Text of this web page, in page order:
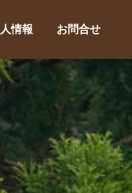
情報 お問合せ